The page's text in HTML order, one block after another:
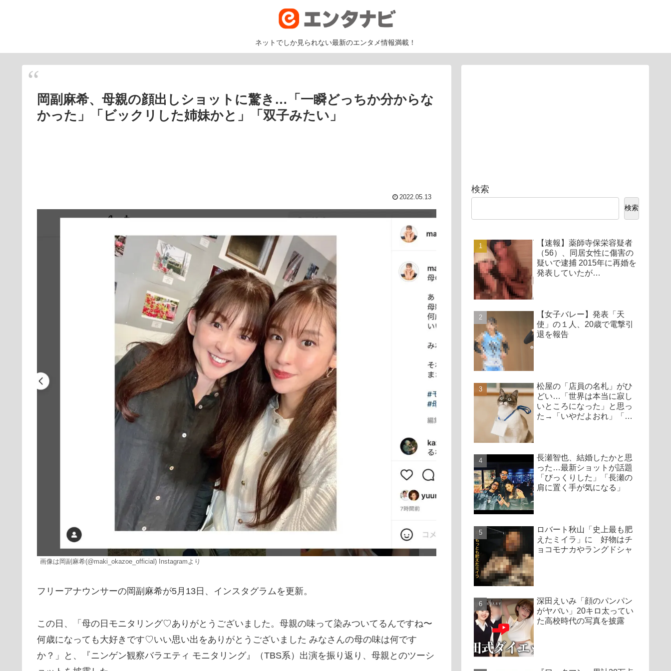
ネットでしか見られない最新のエンタメ情報満載！
岡副麻希、母親の顔出しショットに驚き…「一瞬どっちか分からな
かった」「ビックリした️姉妹かと」「双子みたい」
2022.05.13
画像は岡副麻希(@maki_okazoe_official) Instagramより
フリーアナウンサーの岡副麻希が5月13日、インスタグラムを更新。
この日、「母の日モニタリング♡ありがとうございました。母親の味って染みついてるんですね〜
何歳になっても大好きです♡いい思い出をありがとうございました みなさんの母の味は何です
か？」と、『ニンゲン観察バラエティ モニタリング』（TBS系）出演を振り返り、母親とのツーシ
検索
検索
【速報】薬師寺保栄容疑者
（56）、同居女性に傷害の
疑いで逮捕 2015年に再婚を
発表していたが…
【女子バレー】発表「天
使」の１人、20歳で電撃引
退を報告
松屋の「店員の名札」がひ
どい…「世界は本当に寂し
いところになった」と思っ
た→「いやだよおれ」「ク
長瀬智也、結婚したかと思
った…最新ショットが話題
「びっくりした」「長瀬の
肩に置く手が気になる」
ロバート秋山「史上最も肥
えたミイラ」に 好物はチ
ョコモナカやラングドシャ
深田えいみ「顔のパンパン
がヤバい」20キロ太ってい
た高校時代の写真を披露